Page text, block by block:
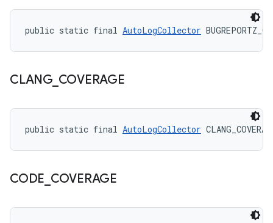
public static final AutoLogCollector
CLANG_ COVERAGE
public static final AutoLogCollector
CODE COVERAGE